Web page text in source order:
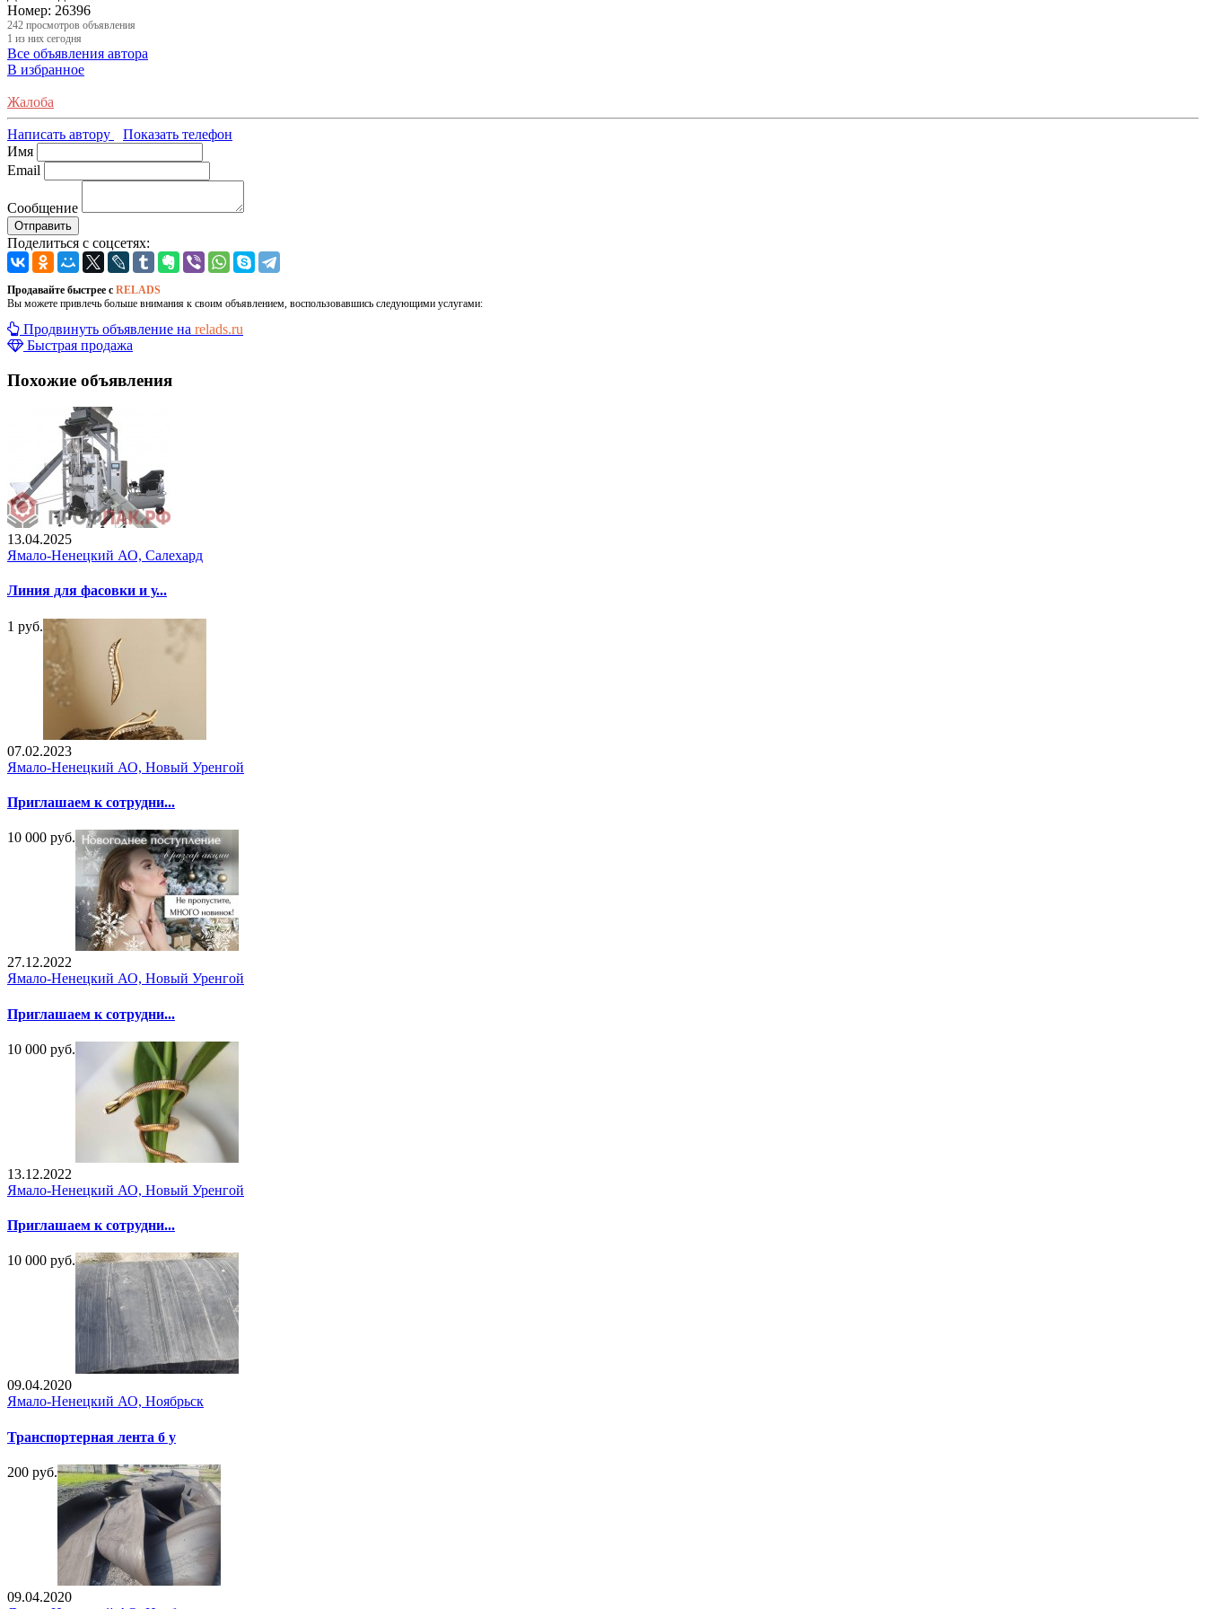
Номер: 26396
242 просмотров объявления
1 из них сегодня
Все объявления автора
В избранное
Жалоба
Написать автору
Показать телефон
Имя
Email
Сообщение
Отправить
Поделиться с соцсетях:
Продавайте быстрее с RELADS
Вы можете привлечь больше внимания к своим объявлением, воспользовавшись следующими услугами:
Продвинуть объявление на relads.ru
Быстрая продажа
Похожие объявления
13.04.2025
Ямало-Ненецкий АО, Салехард
Линия для фасовки и у...
1 руб.
07.02.2023
Ямало-Ненецкий АО, Новый Уренгой
Приглашаем к сотрудни...
10 000 руб.
27.12.2022
Ямало-Ненецкий АО, Новый Уренгой
Приглашаем к сотрудни...
10 000 руб.
13.12.2022
Ямало-Ненецкий АО, Новый Уренгой
Приглашаем к сотрудни...
10 000 руб.
09.04.2020
Ямало-Ненецкий АО, Ноябрьск
Транспортерная лента б у
200 руб.
09.04.2020